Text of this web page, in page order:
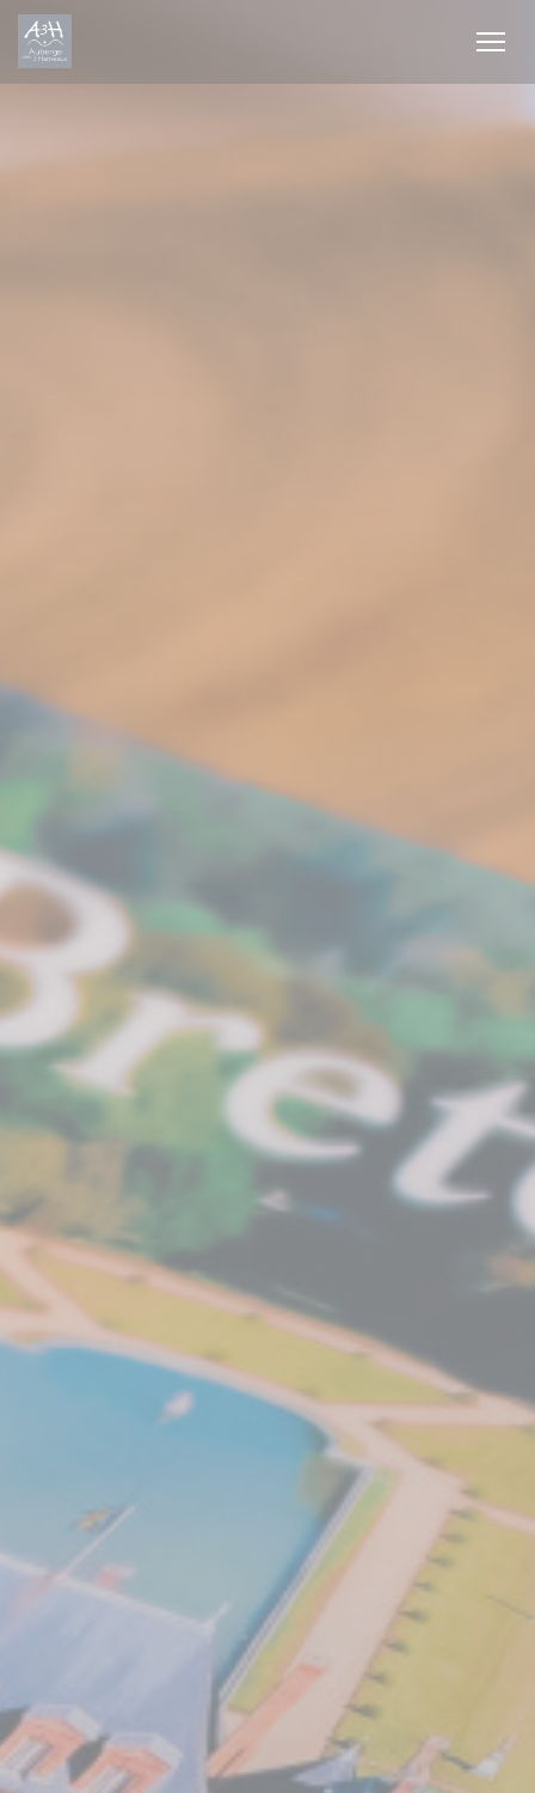
Personalización de sus opciones de cookies